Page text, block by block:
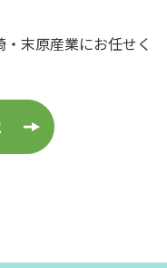
末原産業にお任せく